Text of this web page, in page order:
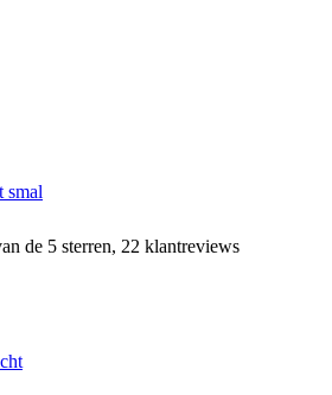
smal
de 5 sterren, 22 klantreviews